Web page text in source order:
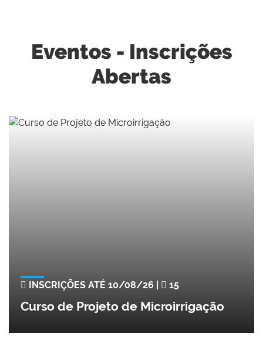
Eventos - Inscrições
Abertas
INSCRIÇÕES ATÉ 10/08/26 | 15
Curso de Projeto de Microirrigação